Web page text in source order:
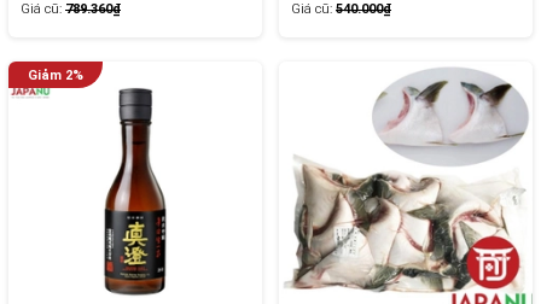
Giá cũ: 789.360₫ Giá cũ: 540.000₫